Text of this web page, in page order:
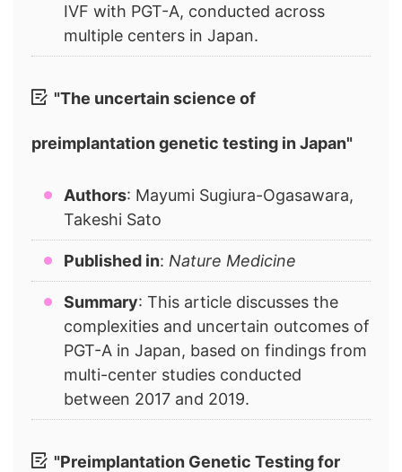
IVF with PGT-A, conducted across
multiple centers in Japan.
"The uncertain science of
preimplantation genetic testing in Japan"
Authors: Mayumi Sugiura-Ogasawara,
Takeshi Sato
Published in: Nature Medicine
Summary: This article discusses the
complexities and uncertain outcomes of
PGT-A in Japan, based on findings from
multi-center studies conducted
between 2017 and 2019.
"Preimplantation Genetic Testing for